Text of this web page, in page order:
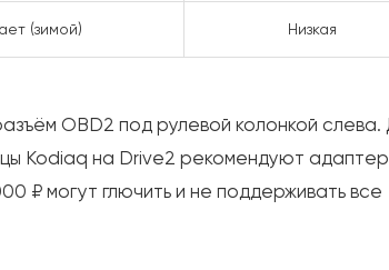
(зимой) Низкая
OBD2 под рулевой колонкой слева.
Kodiaq на Drive2 рекомендуют адаптер
₽ могут глючить и не поддерживать все